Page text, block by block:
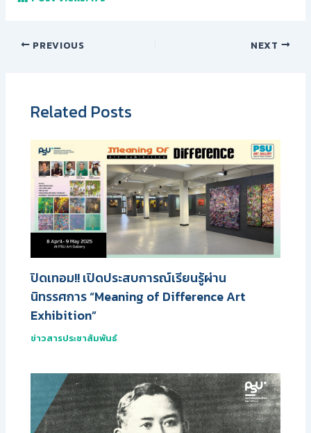
PREVIOUS NEXT
Related Posts
ปิดเทอม!! เปิดประสบการณ์เรียนรู้ผ่าน
นิทรรศการ “Meaning of Difference Art
Exhibition”
ข่าวสารประชาสัมพันธ์